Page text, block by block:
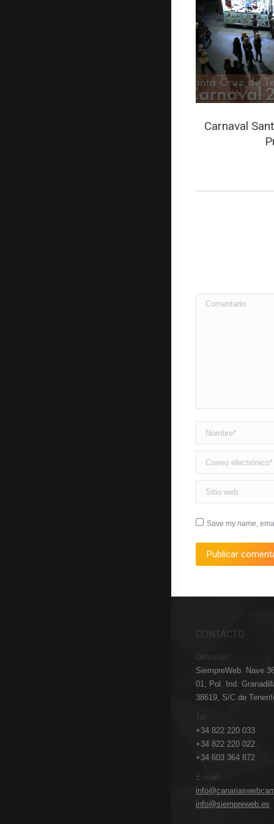
Carnaval
Comentario
Nombre *
Correo electrónico *
Sitio web
Save my name,
Publicar
CONTACTO
Dirección:
SiempreWeb. Nave
01, Pol. Ind.
38619, S/C de
Tel:
+34 822 220 033
+34 822 220 022
+34 603 364 872
E-mail:
info@siempreweb.es